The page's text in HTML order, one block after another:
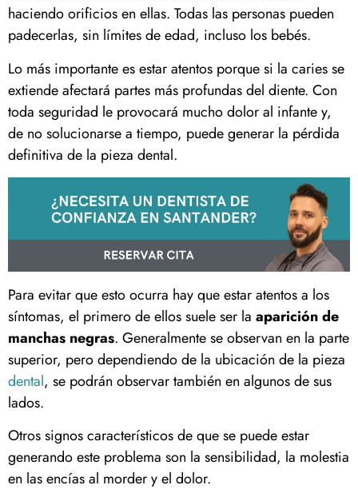
haciendo orificios en ellas. Todas las personas pueden
padecerlas, sin límites de edad, incluso los bebés.
Lo más importante es estar atentos porque si la caries se
extiende afectará partes más profundas del diente. Con
toda seguridad le provocará mucho dolor al infante y,
de no solucionarse a tiempo, puede generar la pérdida
definitiva de la pieza dental.
Para evitar que esto ocurra hay que estar atentos a los
síntomas, el primero de ellos suele ser la aparición de
manchas negras. Generalmente se observan en la parte
superior, pero dependiendo de la ubicación de la pieza
dental, se podrán observar también en algunos de sus
lados.
Otros signos característicos de que se puede estar
generando este problema son la sensibilidad, la molestia
en las encías al morder y el dolor.